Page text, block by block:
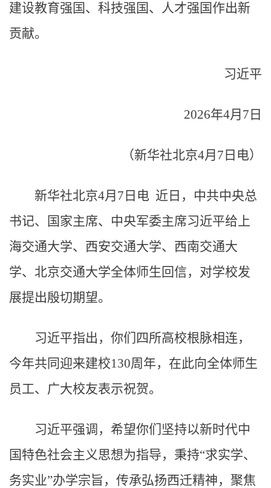
建设教育强国、科技强国、人才强国作出新
贡献。
习近平
2026年4月7日
（新华社北京4月7日电）
新华社北京4月7日电 近日，中共中央总
书记、国家主席、中央军委主席习近平给上
海交通大学、西安交通大学、西南交通大
学、北京交通大学全体师生回信，对学校发
展提出殷切期望。
习近平指出，你们四所高校根脉相连，
今年共同迎来建校130周年，在此向全体师生
员工、广大校友表示祝贺。
习近平强调，希望你们坚持以新时代中
国特色社会主义思想为指导，秉持“求实学、
务实业”办学宗旨，传承弘扬西迁精神，聚焦